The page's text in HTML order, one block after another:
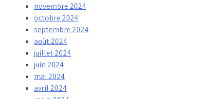
novembre 2024
octobre 2024
septembre 2024
août 2024
juillet 2024
juin 2024
mai 2024
avril 2024